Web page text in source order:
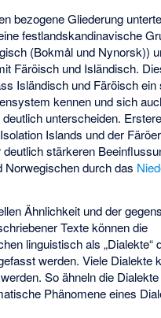
bezogene Gliederung
festlandskandinavische
(Bokmål und Nynorsk))
Färöisch und Isländisch.
Isländisch und Färöisch ein
kennen und sich
unterscheiden.
Islands und der
stärkeren
durch das
Ähnlichkeit und der
Texte können die
linguistisch als „Dialekte“
werden. Viele
So ähneln die
Phänomene eines